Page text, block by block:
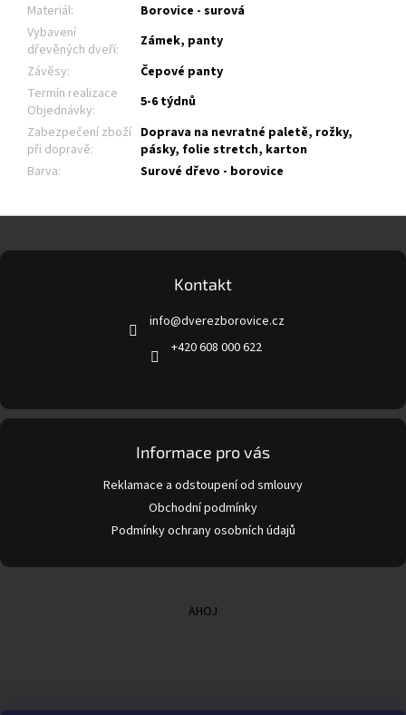
Materiál:
Borovice - surová
Vybavení
dřevěných dveří:
Zámek, panty
Závěsy:
Čepové panty
Termín realizace
Objednávky:
5-6 týdnů
Zabezpečení zboží
při dopravě:
Doprava na nevratné paletě, rožky,
pásky, folie stretch, karton
Barva: Surové dřevo - borovice
p
Kontakt
info@dverezborovice.cz
+420 608 000 622
Informace pro vás
Reklamace a odstoupení od smlouvy
Obchodní podmínky
Podmínky ochrany osobních údajů
AHOJ